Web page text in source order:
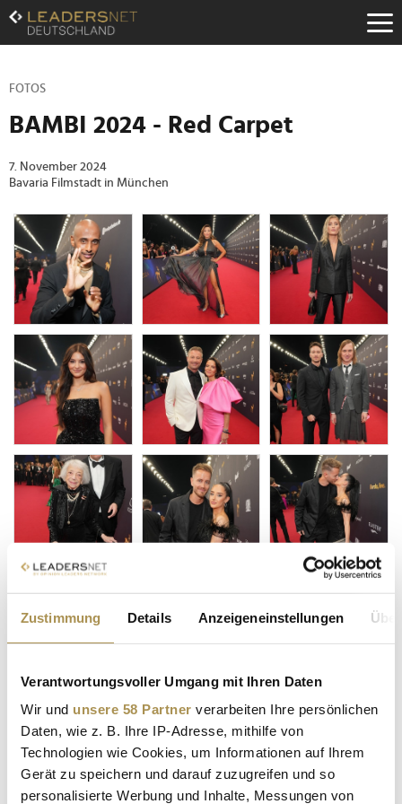
Zustimmung Details Anzeigeneinstellungen
Verantwortungsvoller Umgang mit Ihren Daten
Wir und unsere 58 Partner verarbeiten Ihre persönlichen
Daten, wie z. B. Ihre IP-Adresse, mithilfe von
Technologien wie Cookies, um Informationen auf Ihrem
Gerät zu speichern und darauf zuzugreifen und so
personalisierte Werbung und Inhalte, Messungen von
Zum
Inhalt
Zur
Navigation
Hauptnavigation
FOTOS
BAMBI 2024 - Red Carpet
7. November 2024
Bavaria Filmstadt in München